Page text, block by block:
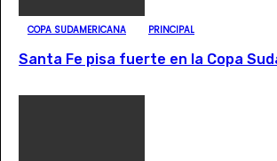
COPA SUDAMERICANA PRINCIPAL
Santa Fe pisa fuerte en la Copa